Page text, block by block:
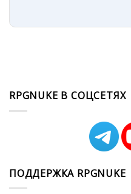
RPGNUKE В СОЦСЕТЯХ
ПОДДЕРЖКА RPGNUKE